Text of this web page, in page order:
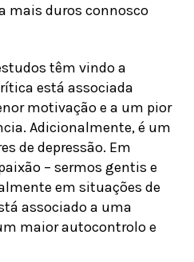
mais duros connosco
têm vindo a
está associada
motivação e a um pior
Adicionalmente, é um
de depressão. Em
– sermos gentis e
em situações de
associado a uma
maior autocontrolo e